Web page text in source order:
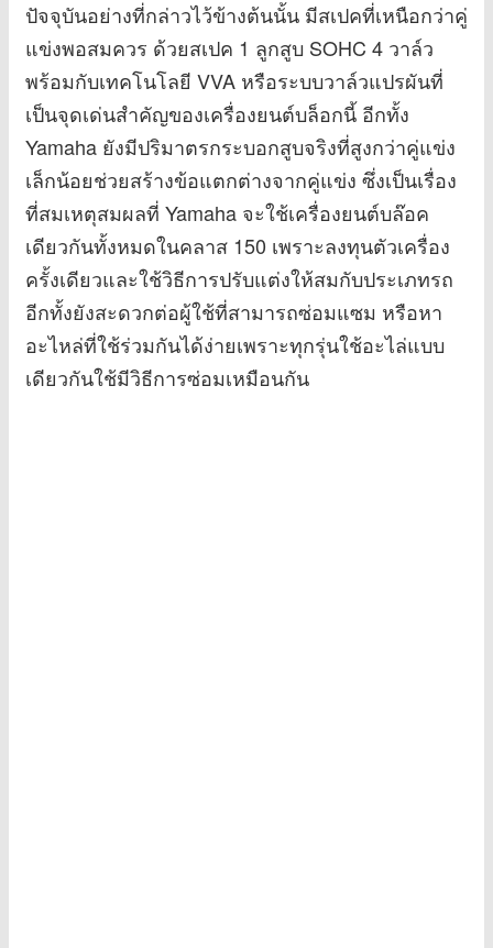
ปัจจุบันอย่างที่กล่าวไว้ข้างต้นนั้น มีสเปคที่เหนือกว่าคู่
แข่งพอสมควร ด้วยสเปค 1 ลูกสูบ SOHC 4 วาล์ว
พร้อมกับเทคโนโลยี VVA หรือระบบวาล์วแปรผันที่
เป็นจุดเด่นสำคัญของเครื่องยนต์บล็อกนี้ อีกทั้ง
Yamaha ยังมีปริมาตรกระบอกสูบจริงที่สูงกว่าคู่แข่ง
เล็กน้อยช่วยสร้างข้อแตกต่างจากคู่แข่ง ซึ่งเป็นเรื่อง
ที่สมเหตุสมผลที่ Yamaha จะใช้เครื่องยนต์บล๊อค
เดียวกันทั้งหมดในคลาส 150 เพราะลงทุนตัวเครื่อง
ครั้งเดียวและใช้วิธีการปรับแต่งให้สมกับประเภทรถ
อีกทั้งยังสะดวกต่อผู้ใช้ที่สามารถซ่อมแซม หรือหา
อะไหล่ที่ใช้ร่วมกันได้ง่ายเพราะทุกรุ่นใช้อะไล่แบบ
เดียวกันใช้มีวิธีการซ่อมเหมือนกัน